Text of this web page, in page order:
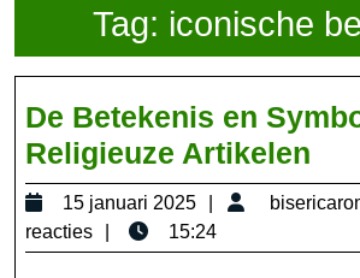
Tag: iconische
De Betekenis en
Religieuze Artikelen
15 januari 2025
15
2025
reacties
15:24